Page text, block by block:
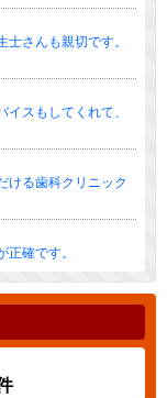
さんも親切です。
スもしてくれて、
ける歯科クリニック
確です。